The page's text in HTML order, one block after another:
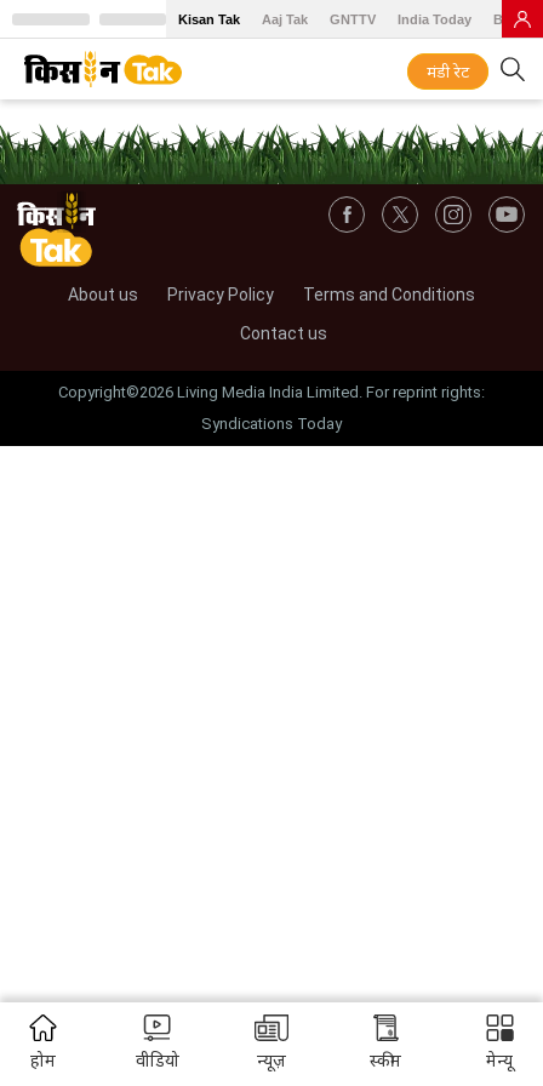
Kisan Tak Aaj Tak GNTTV India Today BT
मंडी रेट
About us Privacy Policy
Terms and Conditions
Contact us
Copyright©2026 Living Media India Limited. For reprint rights:
Syndications Today
होम वीडियो न्यूज़ स्कीम मेन्यू